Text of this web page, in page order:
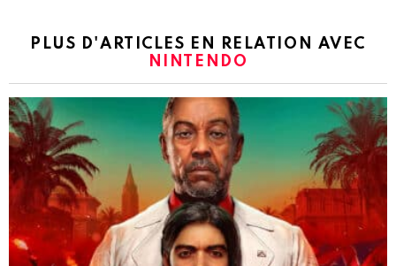
PLUS D'ARTICLES EN RELATION AVEC
NINTENDO